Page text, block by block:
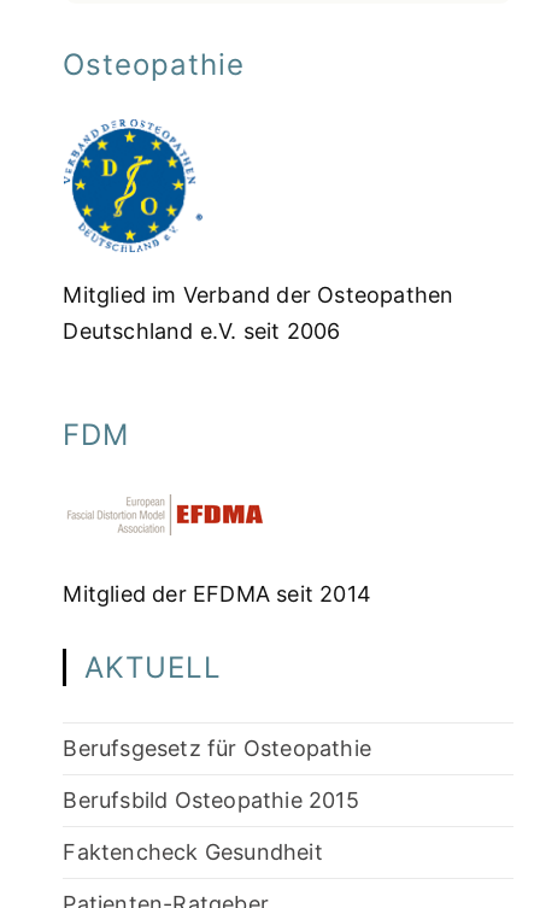
Osteopathie
Mitglied im Verband der Osteopathen
Deutschland e.V. seit 2006
FDM
Mitglied der EFDMA seit 2014
AKTUELL
Berufsgesetz für Osteopathie
Berufsbild Osteopathie 2015
Faktencheck Gesundheit